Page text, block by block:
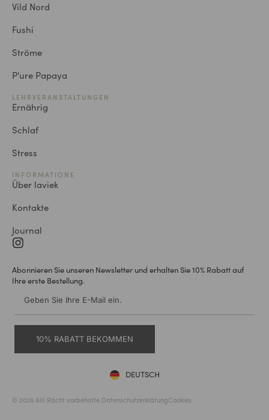
Vild Nord
Fushi
Ströme
P'ure Papaya
LEHRVERANSTALTUNGEN
Ernährig
Schlaf
Stress
INFORMATIONE
Über laviek
Kontakte
Journal
Abonnieren Sie unseren Newsletter und erhalten Sie 10% Rabatt auf
Ihre erste Bestellung.
10% RABATT BEKOMMEN
DEUTSCH
ENGLISH
© 2026 Alli Rächt vorbehalte.DatenschutzerklärungCookies